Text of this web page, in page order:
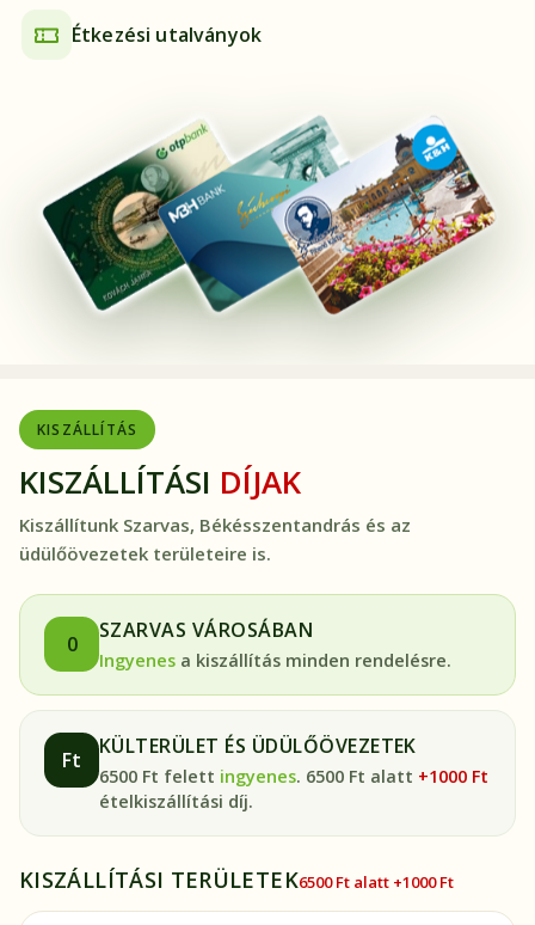
Étkezési utalványok
KISZÁLLÍTÁS
KISZÁLLÍTÁSI DÍJAK
Kiszállítunk Szarvas, Békésszentandrás és az
üdülőövezetek területeire is.
0
SZARVAS VÁROSÁBAN
Ingyenes a kiszállítás minden rendelésre.
Ft
KÜLTERÜLET ÉS ÜDÜLŐÖVEZETEK
6500 Ft felett ingyenes. 6500 Ft alatt +1000 Ft
ételkiszállítási díj.
KISZÁLLÍTÁSI TERÜLETEK6500 Ft alatt +1000 Ft